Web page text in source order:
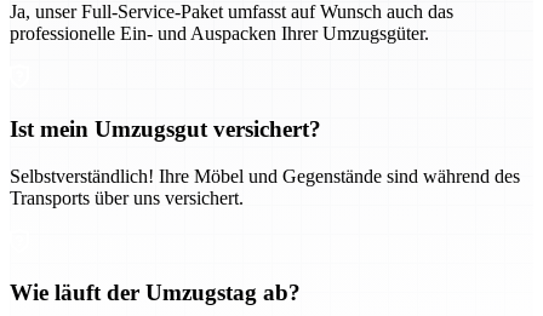
Ja, unser Full-Service-Paket umfasst auf Wunsch auch das
professionelle Ein- und Auspacken Ihrer Umzugsgüter.
Ist mein Umzugsgut versichert?
Selbstverständlich! Ihre Möbel und Gegenstände sind während des
Transports über uns versichert.
Wie läuft der Umzugstag ab?